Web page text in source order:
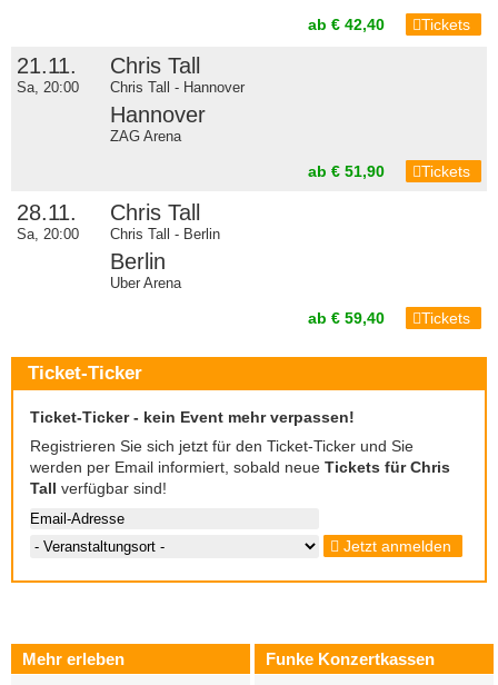
ab € 42,40 Tickets
21.11.
Sa, 20:00
Chris Tall
Chris Tall - Hannover
Hannover
ZAG Arena
ab € 51,90 Tickets
28.11.
Sa, 20:00
Chris Tall
Chris Tall - Berlin
Berlin
Uber Arena
ab € 59,40 Tickets
Ticket-Ticker
Ticket-Ticker - kein Event mehr verpassen!
Registrieren Sie sich jetzt für den Ticket-Ticker und Sie
werden per Email informiert, sobald neue Tickets für Chris
Tall verfügbar sind!
Jetzt anmelden
Mehr erleben
Funke Konzertkassen